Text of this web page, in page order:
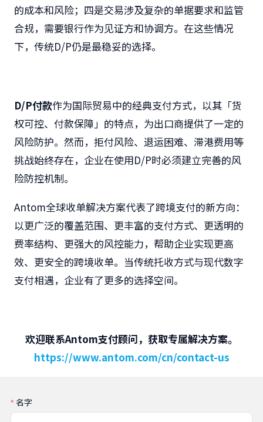
的成本和风险；四是交易涉及复杂的单据要求和监管
合规，需要银行作为见证方和协调方。在这些情况
下，传统D/P仍是最稳妥的选择。
D/P付款作为国际贸易中的经典支付方式，以其「货
权可控、付款保障」的特点，为出口商提供了一定的
风险防护。然而，拒付风险、退运困难、滞港费用等
挑战始终存在，企业在使用D/P时必须建立完善的风
险防控机制。
Antom全球收单解决方案代表了跨境支付的新方向：
以更广泛的覆盖范围、更丰富的支付方式、更透明的
费率结构、更强大的风控能力，帮助企业实现更高
效、更安全的跨境收单。当传统托收方式与现代数字
支付相遇，企业有了更多的选择空间。
欢迎联系Antom支付顾问，获取专属解决方案。
https://www.antom.com/cn/contact-us
名字